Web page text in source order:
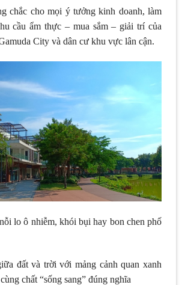
chắc cho mọi ý tưởng kinh doanh, làm
cầu ẩm thực – mua sắm – giải trí của
City và dân cư khu vực lân cận.
lo ô nhiễm, khói bụi hay bon chen phố
đất và trời với mảng cảnh quan xanh
chất “sống sang” đúng nghĩa